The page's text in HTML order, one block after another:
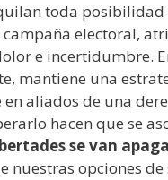
toda posibilidad
electoral,
e incertidumbre.
mantiene una
aliados de una
hacen que se
se van
nuestras opciones de